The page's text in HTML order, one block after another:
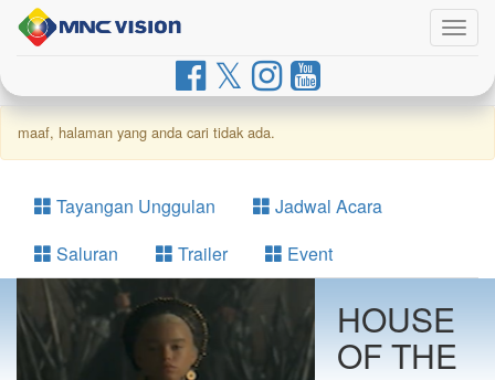
maaf, halaman yang anda cari tidak ada.
Tayangan Unggulan
Jadwal Acara
Saluran
Trailer Event
HOUSE
OF THE